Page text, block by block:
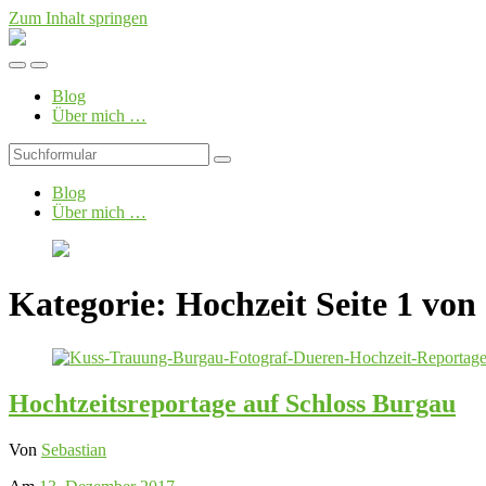
Zum Inhalt springen
Foto-
LS
Photographie
Mobil-
umschalten
Suchfeld
umschalten
Blog
Über mich …
Suchen
Blog
Über mich …
Kategorie: Hochzeit Seite 1 von
Hochtzeitsreportage auf Schloss Burgau
Von Sebastian